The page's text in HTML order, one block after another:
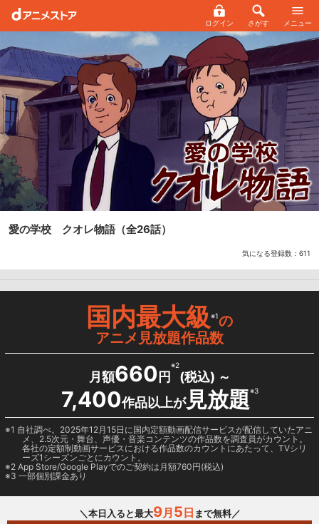
ログイン さがす メニュー
愛の学校 クオレ物語（全26話）
気になる登録数： 611
国内最大級※1の
アニメ見放題作品数
月額660 円
※2
(税込) ～
7,400作品以上が見放題※3
1 自社調べ。2025年12月15日に国内定額動画配信サービスが配信していたアニ
メ、2.5次元・舞台、声優・音楽コンテンツの作品数を調査員がカウント。
各社の定額制動画サービスにおける作品数のカウントにあたって、TVシリ
ーズ1シーズンごとにカウント。
2 App Store/Google Playでのご契約は月額760円(税込)
3 一部個別課金あり
＼本日入ると最大9月 5 日 まで無料／